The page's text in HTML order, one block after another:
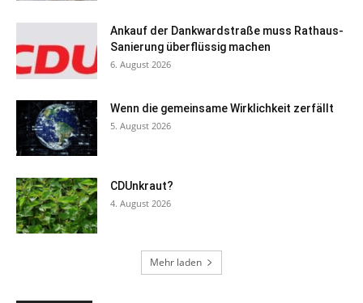
Ankauf der Dankwardstraße muss Rathaus-
Sanierung überflüssig machen
6. August 2026
Wenn die gemeinsame Wirklichkeit zerfällt
5. August 2026
CDUnkraut?
4. August 2026
Mehr laden